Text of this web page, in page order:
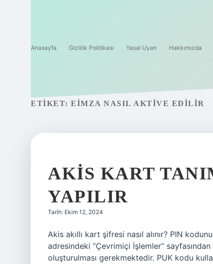
Anasayfa Gizlilik Politikası Yasal Uyarı Hakkımızda
ETIKET: EIMZA NASIL AKTIVE EDILIR
AKIS KART
YAPILIR
Tarih: Ekim 12, 2024
Akis akıllı kart şifresi nasıl alınır? PIN
adresindeki “Çevrimiçi İşlemler”
oluşturulması gerekmektedir. PUK kodu